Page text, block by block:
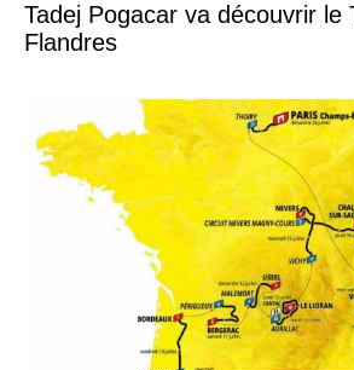
Tadej Pogacar va découvrir le
Flandres